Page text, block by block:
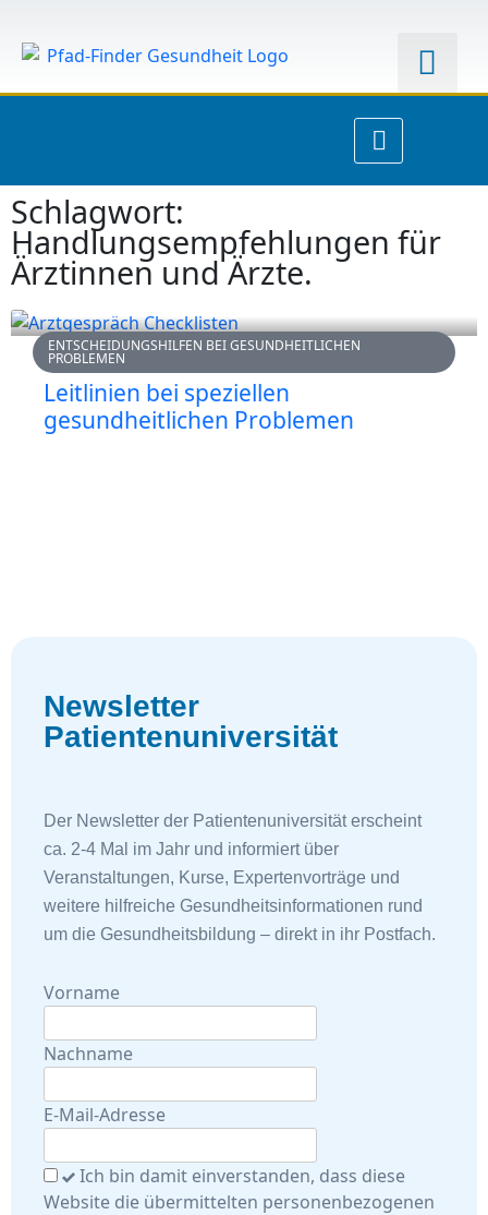
Schlagwort:
Handlungsempfehlungen für
Ärztinnen und Ärzte.
ENTSCHEIDUNGSHILFEN BEI GESUNDHEITLICHEN
PROBLEMEN
Leitlinien bei speziellen
gesundheitlichen Problemen
Newsletter
Patientenuniversität
Der Newsletter der Patientenuniversität erscheint
ca. 2-4 Mal im Jahr und informiert über
Veranstaltungen, Kurse, Expertenvorträge und
weitere hilfreiche Gesundheitsinformationen rund
um die Gesundheitsbildung – direkt in ihr Postfach.
Vorname
Nachname
E-Mail-Adresse
Ich bin damit einverstanden, dass diese
Website die übermittelten personenbezogenen